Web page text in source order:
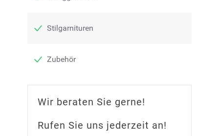
Stilgarnituren
Zubehör
Wir beraten Sie gerne!
Rufen Sie uns jederzeit an!